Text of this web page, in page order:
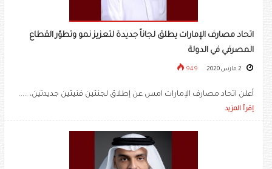
اتحاد مصارف الإمارات يطلق لجاناً جديدة لتعزيز نمو وتطوّر القطاع
المصرفي في الدولة
949
أعلن اتحاد مصارف الإمارات امس عن إطلاق لجنتين فنيتين جديدتين، .....
إقرأ المزيد